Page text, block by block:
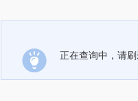
正在查询中，请